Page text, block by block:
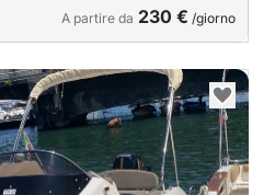
A partire da 230 € /giorno